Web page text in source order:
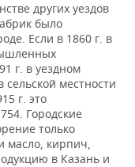
других уездов
было
Если в 1860 г. в
г. в уездном
местности
г. это
Городские
только
масло, кирпич,
в Казань и